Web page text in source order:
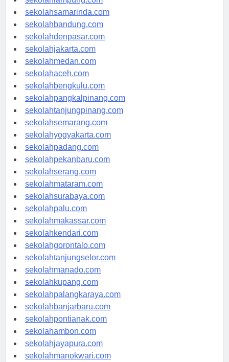
sekolahlampung.com
sekolahsamarinda.com
sekolahbandung.com
sekolahdenpasar.com
sekolahjakarta.com
sekolahmedan.com
sekolahaceh.com
sekolahbengkulu.com
sekolahpangkalpinang.com
sekolahtanjungpinang.com
sekolahsemarang.com
sekolahyogyakarta.com
sekolahpadang.com
sekolahpekanbaru.com
sekolahserang.com
sekolahmataram.com
sekolahsurabaya.com
sekolahpalu.com
sekolahmakassar.com
sekolahkendari.com
sekolahgorontalo.com
sekolahtanjungselor.com
sekolahmanado.com
sekolahkupang.com
sekolahpalangkaraya.com
sekolahbanjarbaru.com
sekolahpontianak.com
sekolahambon.com
sekolahjayapura.com